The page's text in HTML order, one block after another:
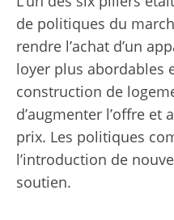
de politiques du
rendre l’achat d’un
loyer plus abordables
construction de
d’augmenter l’offre et
prix. Les politiques
l’introduction de
soutien.